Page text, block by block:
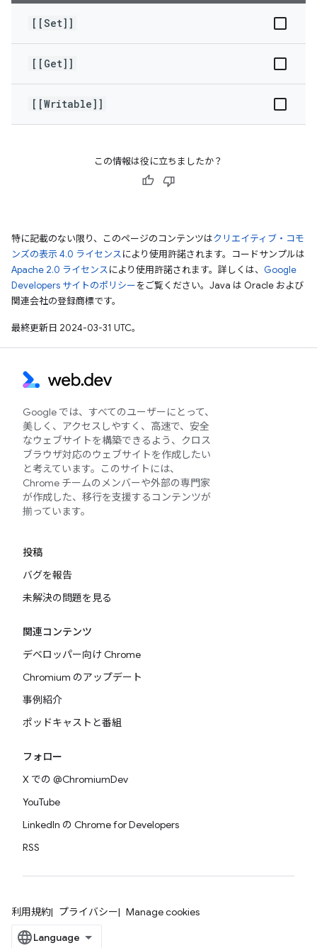
[[Set]]
[[Get]]
[[Writable]]
この情報は役に立ちましたか？
特に記載のない限り、このページのコンテンツはクリエイティブ・コモ
ンズの表示 4.0 ライセンスにより使用許諾されます。コードサンプルは
Apache 2.0 ライセンスにより使用許諾されます。詳しくは、 Google
Developers サイトのポリシーをご覧ください。Java は Oracle および
関連会社の登録商標です。
最終更新日 2024-03-31 UTC。
Google では、すべてのユーザーにとって、
美しく、アクセスしやすく、高速で、安全
なウェブサイトを構築できるよう、クロス
ブラウザ対応のウェブサイトを作成したい
と考えています。このサイトには、
Chrome チームのメンバーや外部の専門家
が作成した、移行を支援するコンテンツが
揃っています。
投稿
バグを報告
未解決の問題を見る
関連コンテンツ
デベロッパー向け Chrome
Chromium のアップデート
事例紹介
ポッドキャストと番組
フォロー
X での @ChromiumDev
YouTube
LinkedIn の Chrome for Developers
RSS
利用規約 プライバシー Manage cookies